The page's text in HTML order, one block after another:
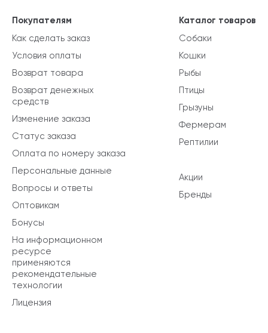
Каталог товаров
Собаки
Кошки
Рыбы
Птицы
Грызуны
Фермерам
Рептилии
Акции
Бренды
Покупателям
Как сделать заказ
Условия оплаты
Возврат товара
Возврат денежных
средств
Изменение заказа
Статус заказа
Оплата по номеру заказа
Персональные данные
Вопросы и ответы
Оптовикам
Бонусы
На информационном
ресурсе
применяются
рекомендательные
технологии
Лицензия